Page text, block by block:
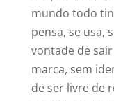
mundo todo
pensa, se usa,
vontade de
marca, sem
de ser livre de